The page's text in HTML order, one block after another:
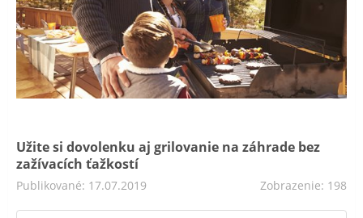
Užite si dovolenku aj grilovanie na záhrade bez
zažívacích ťažkostí
Publikované: 17.07.2019 Zobrazenie: 198